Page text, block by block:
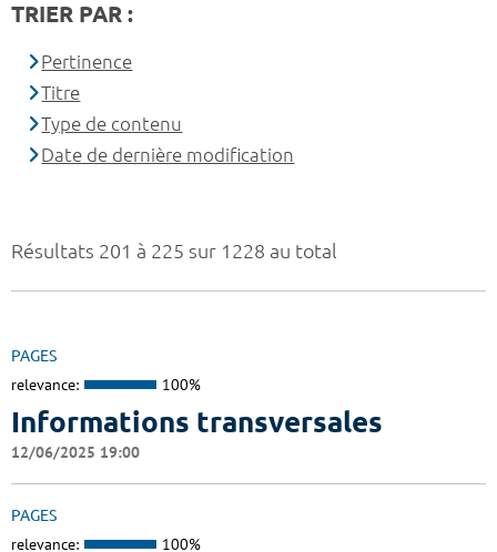
Résultats 201 à 225 sur 1228 au total
PAGES
relevance: 100%
Informations transversales
12/06/2025 19:00
PAGES
relevance: 100%
TRIER PAR :
Pertinence
Titre
Type de contenu
Date de dernière modification